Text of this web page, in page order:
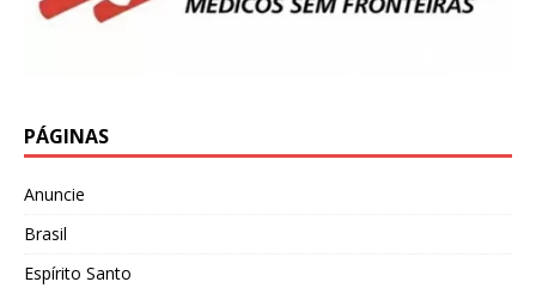
PÁGINAS
Anuncie
Brasil
Espírito Santo